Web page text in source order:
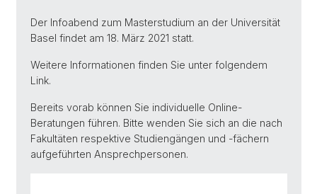
Der Infoabend zum Masterstudium an der Universität
Basel findet am 18. März 2021 statt.
Weitere Informationen finden Sie unter folgendem
Link.
Bereits vorab können Sie individuelle Online-
Beratungen führen. Bitte wenden Sie sich an die nach
Fakultäten respektive Studiengängen und -fächern
aufgeführten Ansprechpersonen.